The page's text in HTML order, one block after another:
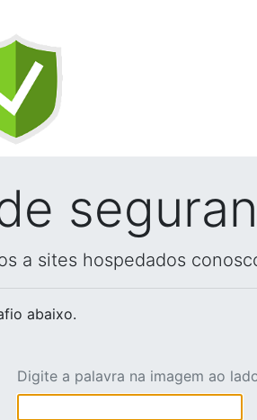
a sites hospedados
abaixo.
Digite a palavra na imagem ao